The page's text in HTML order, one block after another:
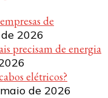
de
2026
precisam de energia
elétricos?
de 2026